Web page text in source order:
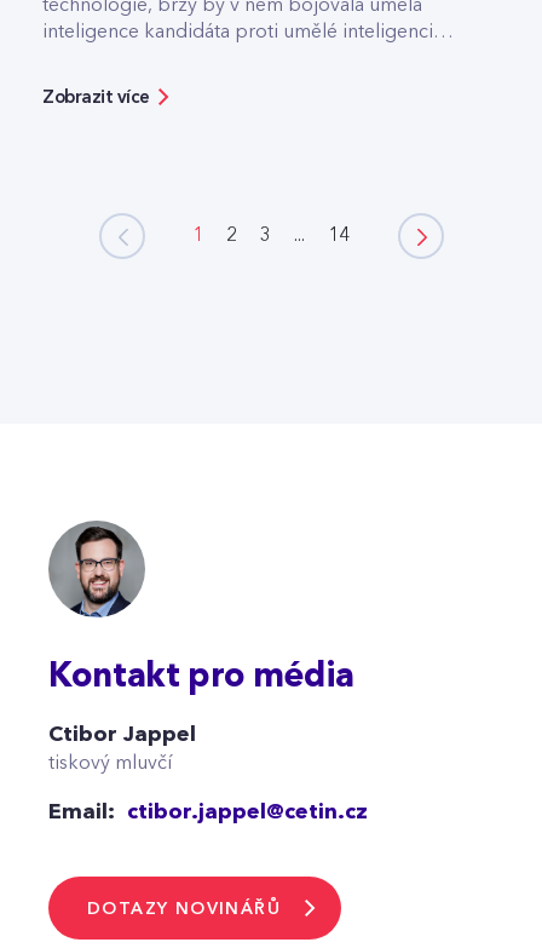
technologie, brzy by v něm bojovala umělá
inteligence kandidáta proti umělé inteligenci
Zobrazit více
1 2 3 ... 14
Kontakt pro média
Ctibor Jappel
tiskový mluvčí
Email: ctibor.jappel@cetin.cz
DOTAZY NOVINÁŘŮ